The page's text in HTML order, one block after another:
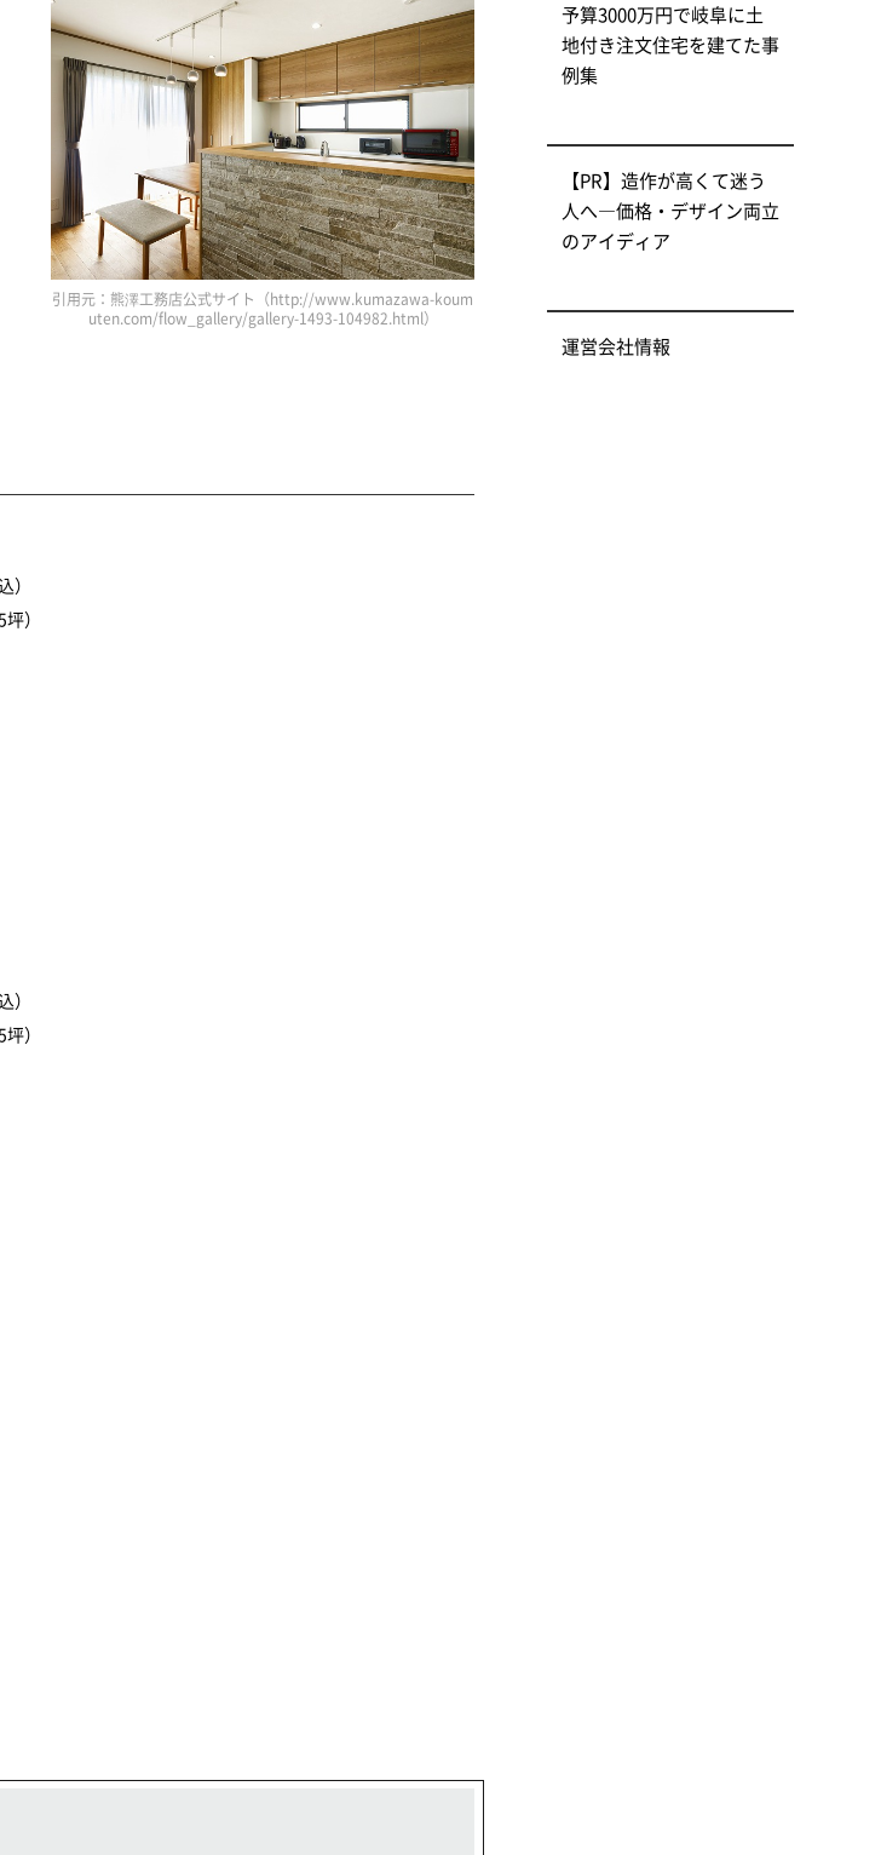
引用元：熊澤工務店公式サイト（http://www.kumazawa-koum
uten.com/flow_gallery/gallery-1493-104982.html）
）
）
）
）
予算3000万円で岐阜に土
地付き注文住宅を建てた事
例集
【PR】造作が高くて迷う
人へ―価格・デザイン両立
のアイディア
運営会社情報